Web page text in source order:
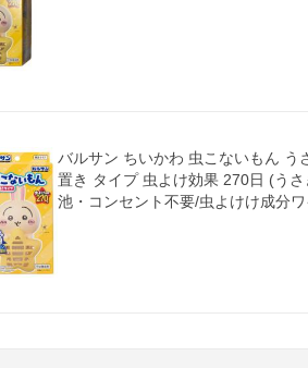
バルサン ちいかわ 虫こないもん
置き タイプ 虫よけ効果 270日 (う
池・コンセント不要/虫よけけ成分